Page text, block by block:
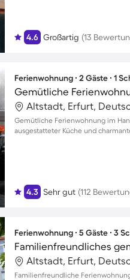
4.6 Großartig (13
Ferienwohnung ∙ 2 Gäste ∙ 1
Altstadt, Erfurt,
Gemütliche Ferienwohnung im
ausgestatteter Küche und
4.3 Sehr gut (112
Ferienwohnung ∙ 5 Gäste ∙ 3
Altstadt, Erfurt,
Familienfreundliche